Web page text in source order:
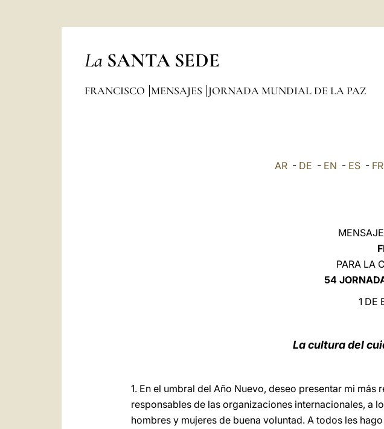
La SANTA SEDE
FRANCISCO MENSAJES JORNADA MUNDIAL DE LA PAZ
AR - DE - EN - ES - FR
PARA LA
54
1 DE
La cultura del
1. En el umbral del Año Nuevo, deseo presentar mi
responsables de las organizaciones internacionales, a
hombres y mujeres de buena voluntad. A todos les